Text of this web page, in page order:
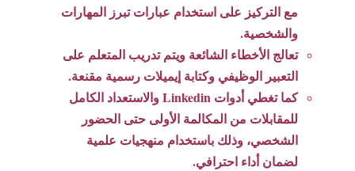
مع التركيز على استخدام عبارات تبرز المهارات
والشخصية.
تعالج الأخطاء الشائعة ويتم تدريب المتعلم على
التعبير الوظيفي وكتابة إيميلات رسمية مقنعة.
كما تغطي أدوات Linkedin والاستعداد الكامل
للمقابلات من المكالمة الأولى حتى الحضور
الشخصي، وذلك باستخدام منهجيات علمية
لضمان أداء احترافي.